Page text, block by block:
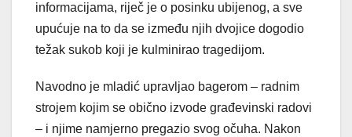
informacijama, riječ je o posinku ubijenog, a sve
upućuje na to da se između njih dvojice dogodio
težak sukob koji je kulminirao tragedijom.
Navodno je mladić upravljao bagerom – radnim
strojem kojim se obično izvode građevinski radovi
– i njime namjerno pregazio svog očuha. Nakon